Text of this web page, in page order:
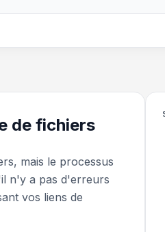
de fichiers
mais le processus
n'y a pas d'erreurs
vos liens de